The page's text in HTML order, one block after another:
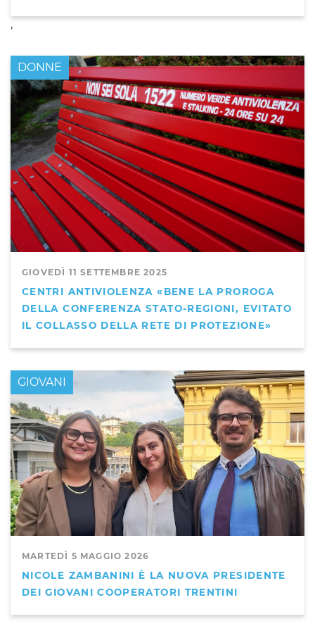
,
GIOVEDÌ 11 SETTEMBRE 2025
CENTRI ANTIVIOLENZA «BENE LA PROROGA
DELLA CONFERENZA STATO-REGIONI, EVITATO
IL COLLASSO DELLA RETE DI PROTEZIONE»
DONNE
MARTEDÌ 5 MAGGIO 2026
NICOLE ZAMBANINI È LA NUOVA PRESIDENTE
DEI GIOVANI COOPERATORI TRENTINI
GIOVANI